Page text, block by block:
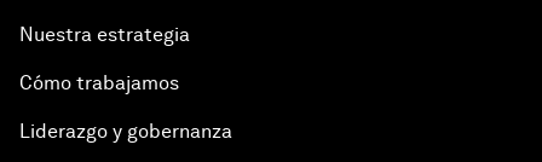
Nuestra estrategia
Cómo trabajamos
Liderazgo y gobernanza